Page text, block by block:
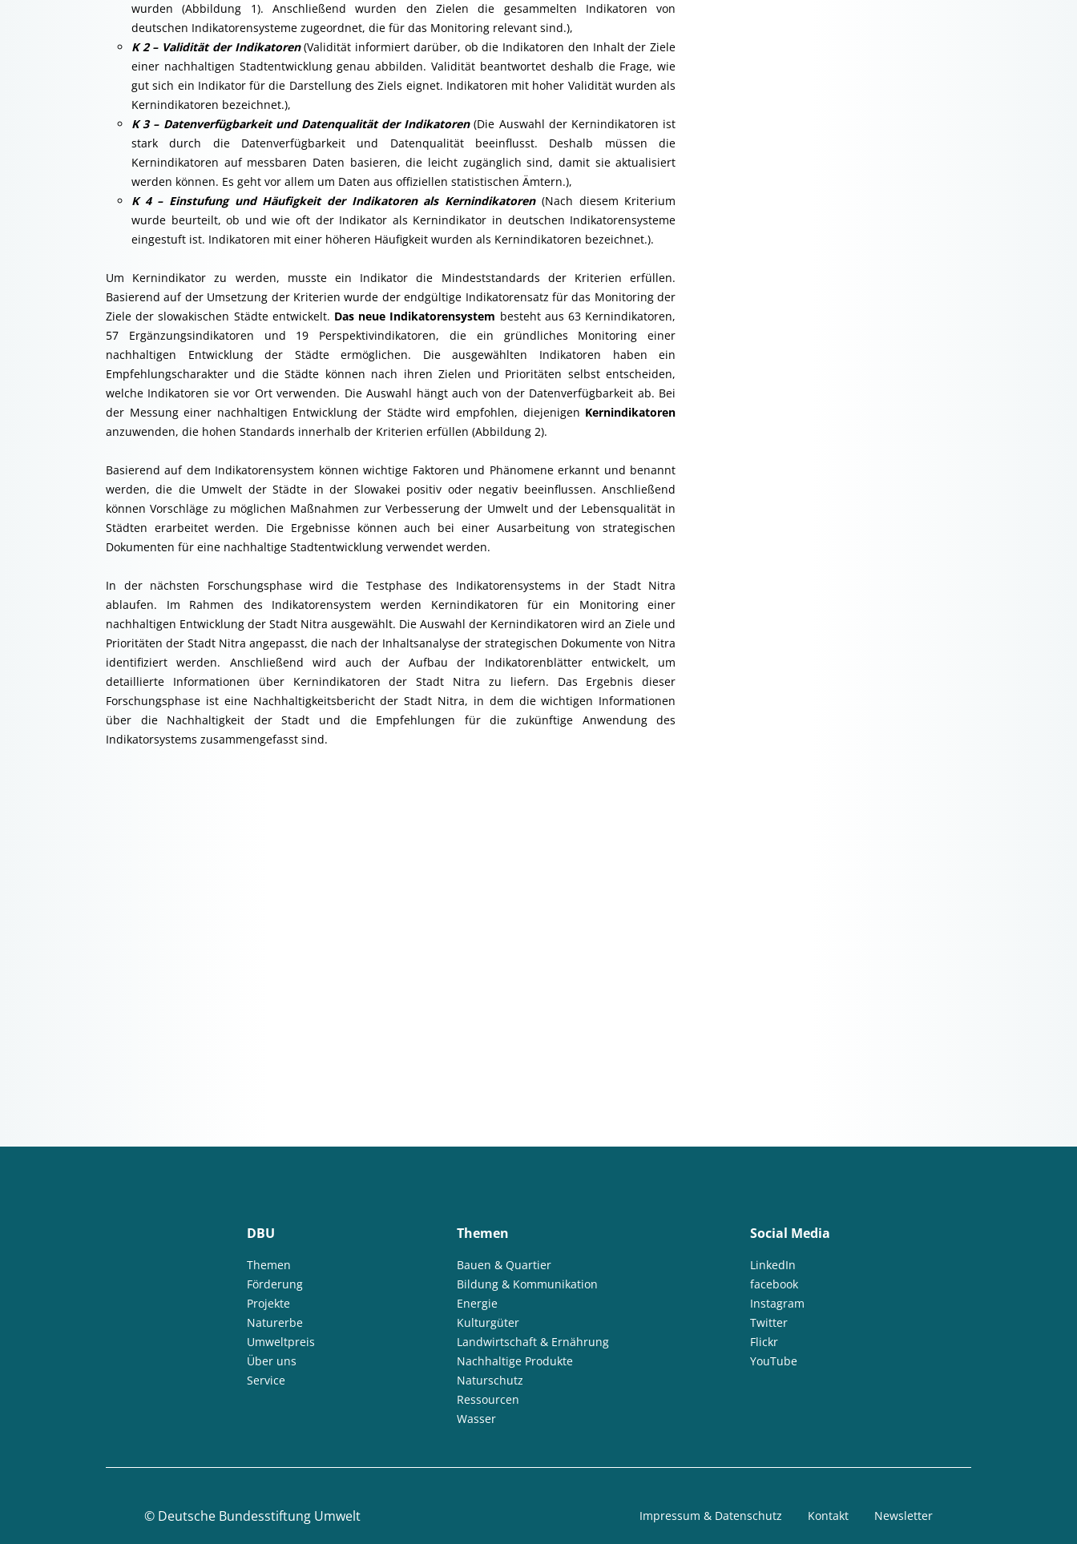
wurden (Abbildung 1). Anschließend wurden den Zielen die gesammelten Indikatoren von
deutschen Indikatorensysteme zugeordnet, die für das Monitoring relevant sind.),
K 2 – Validität der Indikatoren(Validität informiert darüber, ob die Indikatoren den Inhalt der Ziele
einer nachhaltigen Stadtentwicklung genau abbilden. Validität beantwortet deshalb die Frage, wie
gut sich ein Indikator für die Darstellung des Ziels eignet. Indikatoren mit hoher Validität wurden als
Kernindikatoren bezeichnet.),
K 3 – Datenverfügbarkeit und Datenqualität der Indikatoren(Die Auswahl der Kernindikatoren ist
stark durch die Datenverfügbarkeit und Datenqualität beeinflusst. Deshalb müssen die
Kernindikatoren auf messbaren Daten basieren, die leicht zugänglich sind, damit sie aktualisiert
werden können. Es geht vor allem um Daten aus offiziellen statistischen Ämtern.),
K 4 – Einstufung und Häufigkeit der Indikatoren als Kernindikatoren(Nach diesem Kriterium
wurde beurteilt, ob und wie oft der Indikator als Kernindikator in deutschen Indikatorensysteme
eingestuft ist. Indikatoren mit einer höheren Häufigkeit wurden als Kernindikatoren bezeichnet.).
Um Kernindikator zu werden, musste ein Indikator die Mindeststandards der Kriterien erfüllen.
Basierend auf der Umsetzung der Kriterien wurde der endgültige Indikatorensatz für das Monitoring der
Ziele der slowakischen Städte entwickelt. Das neue Indikatorensystem besteht aus 63 Kernindikatoren,
57 Ergänzungsindikatoren und 19 Perspektivindikatoren, die ein gründliches Monitoring einer
nachhaltigen Entwicklung der Städte ermöglichen. Die ausgewählten Indikatoren haben ein
Empfehlungscharakter und die Städte können nach ihren Zielen und Prioritäten selbst entscheiden,
welche Indikatoren sie vor Ort verwenden. Die Auswahl hängt auch von der Datenverfügbarkeit ab. Bei
der Messung einer nachhaltigen Entwicklung der Städte wird empfohlen, diejenigen Kernindikatoren
anzuwenden, die hohen Standards innerhalb der Kriterien erfüllen (Abbildung 2).
Basierend auf dem Indikatorensystem können wichtige Faktoren und Phänomene erkannt und benannt
werden, die die Umwelt der Städte in der Slowakei positiv oder negativ beeinflussen. Anschließend
können Vorschläge zu möglichen Maßnahmen zur Verbesserung der Umwelt und der Lebensqualität in
Städten erarbeitet werden. Die Ergebnisse können auch bei einer Ausarbeitung von strategischen
Dokumenten für eine nachhaltige Stadtentwicklung verwendet werden.
In der nächsten Forschungsphase wird die Testphase des Indikatorensystems in der Stadt Nitra
ablaufen. Im Rahmen des Indikatorensystem werden Kernindikatoren für ein Monitoring einer
nachhaltigen Entwicklung der Stadt Nitra ausgewählt. Die Auswahl der Kernindikatoren wird an Ziele und
Prioritäten der Stadt Nitra angepasst, die nach der Inhaltsanalyse der strategischen Dokumente von Nitra
identifiziert werden. Anschließend wird auch der Aufbau der Indikatorenblätter entwickelt, um
detaillierte Informationen über Kernindikatoren der Stadt Nitra zu liefern. Das Ergebnis dieser
Forschungsphase ist eine Nachhaltigkeitsbericht der Stadt Nitra, in dem die wichtigen Informationen
über die Nachhaltigkeit der Stadt und die Empfehlungen für die zukünftige Anwendung des
Indikatorsystems zusammengefasst sind.
DBU
Themen
Förderung
Projekte
Naturerbe
Umweltpreis
Über uns
Service
Themen
Bauen & Quartier
Bildung & Kommunikation
Energie
Kulturgüter
Landwirtschaft & Ernährung
Nachhaltige Produkte
Naturschutz
Ressourcen
Wasser
Social Media
LinkedIn
facebook
Instagram
Twitter
Flickr
YouTube
© Deutsche Bundesstiftung Umwelt Impressum & Datenschutz Kontakt Newsletter